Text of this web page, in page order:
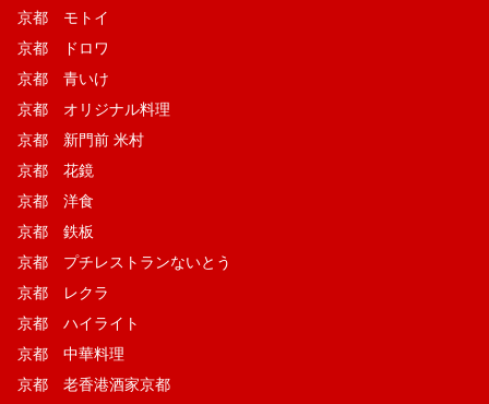
京都 モトイ
京都 ドロワ
京都 青いけ
京都 オリジナル料理
京都 新門前 米村
京都 花鏡
京都 洋食
京都 鉄板
京都 プチレストランないとう
京都 レクラ
京都 ハイライト
京都 中華料理
京都 老香港酒家京都